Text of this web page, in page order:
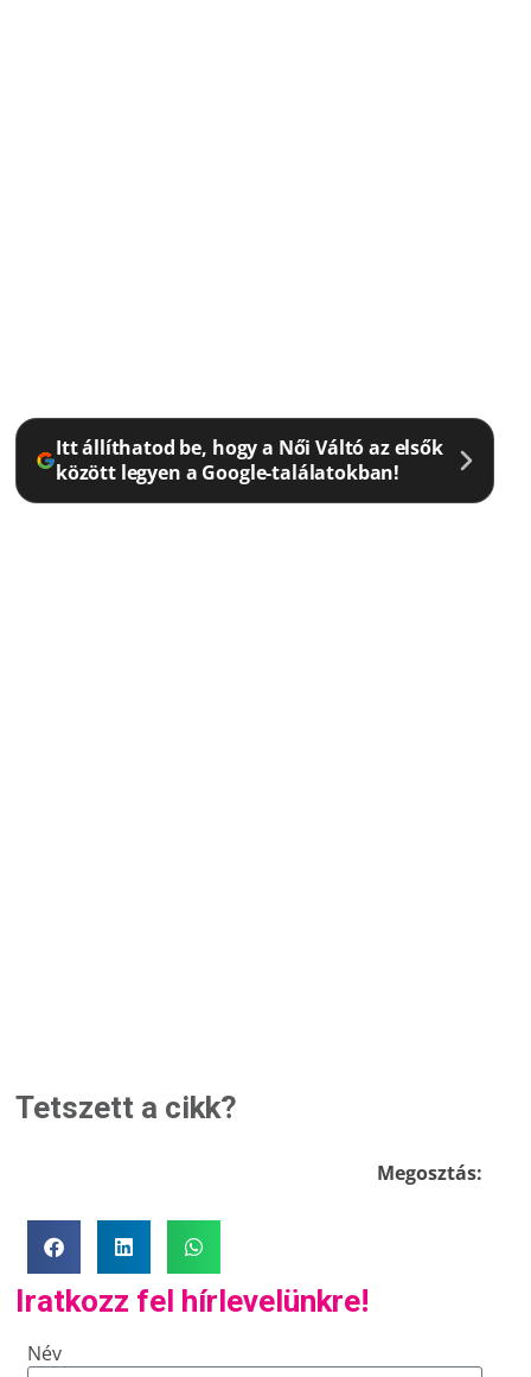
Itt állíthatod be, hogy a Női Váltó az elsők
között legyen a Google-találatokban!
Tetszett a cikk?
Megosztás:
Iratkozz fel hírlevelünkre!
Név